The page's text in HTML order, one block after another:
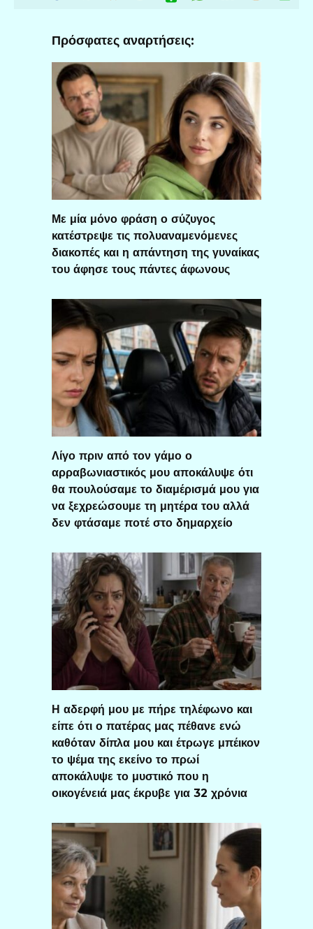
Πρόσφατες αναρτήσεις:
Με μία μόνο φράση ο σύζυγος
κατέστρεψε τις πολυαναμενόμενες
διακοπές και η απάντηση της γυναίκας
του άφησε τους πάντες άφωνους
Λίγο πριν από τον γάμο ο
αρραβωνιαστικός μου αποκάλυψε ότι
θα πουλούσαμε το διαμέρισμά μου για
να ξεχρεώσουμε τη μητέρα του αλλά
δεν φτάσαμε ποτέ στο δημαρχείο
Η αδερφή μου με πήρε τηλέφωνο και
είπε ότι ο πατέρας μας πέθανε ενώ
καθόταν δίπλα μου και έτρωγε μπέικον
το ψέμα της εκείνο το πρωί
αποκάλυψε το μυστικό που η
οικογένειά μας έκρυβε για 32 χρόνια